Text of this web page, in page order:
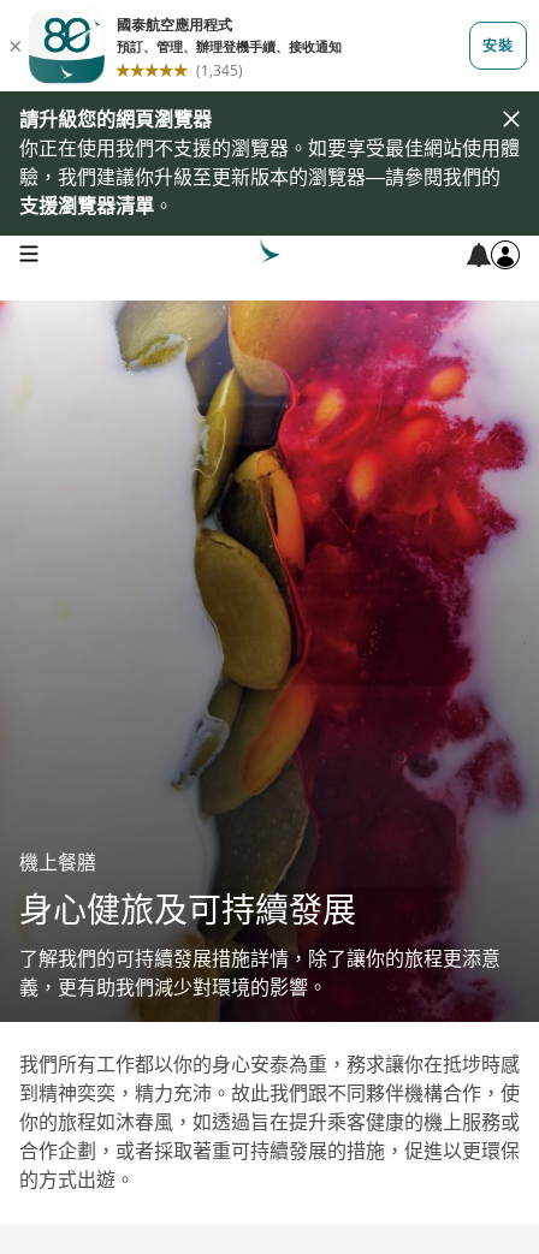
請升級您的網頁瀏覽器
你正在使用我們不支援的瀏覽器。如要享受最佳網站使用體
驗，我們建議你升級至更新版本的瀏覽器—請參閱我們的
支援瀏覽器清單 。
open navigation menu
機上餐膳
身心健旅及可持續發展
了解我們的可持續發展措施詳情，除了讓你的旅程更添意
義，更有助我們減少對環境的影響。
我們所有工作都以你的身心安泰為重，務求讓你在抵埗時感
到精神奕奕，精力充沛。故此我們跟不同夥伴機構合作，使
你的旅程如沐春風，如透過旨在提升乘客健康的機上服務或
合作企劃，或者採取著重可持續發展的措施，促進以更環保
的方式出遊。